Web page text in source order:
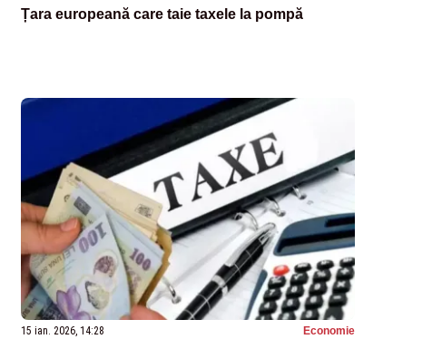
Țara europeană care taie taxele la pompă
15 ian. 2026, 14:28 Economie